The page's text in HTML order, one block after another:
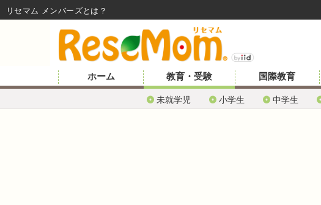
ホーム 教育・受験
未就学児 小学生 中学生
国際教育
リセマム メンバーズ